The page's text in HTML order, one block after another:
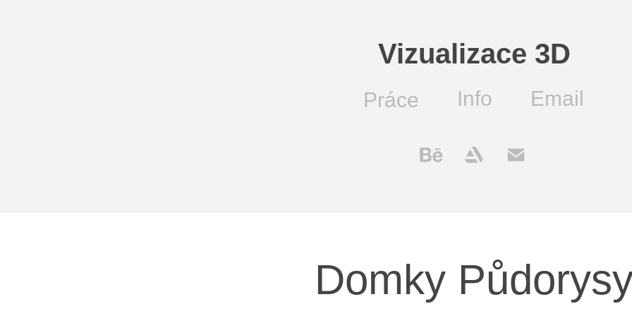
Vizualizace 3D
Práce Info Email
Domky